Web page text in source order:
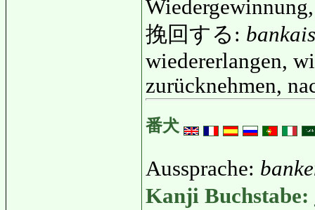
挽回する:
wiedererlangen,
zurücknehmen,
番犬
Aussprache:
Kanji Buchstabe: